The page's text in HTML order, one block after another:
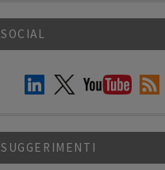
SOCIAL
SUGGERIMENTI